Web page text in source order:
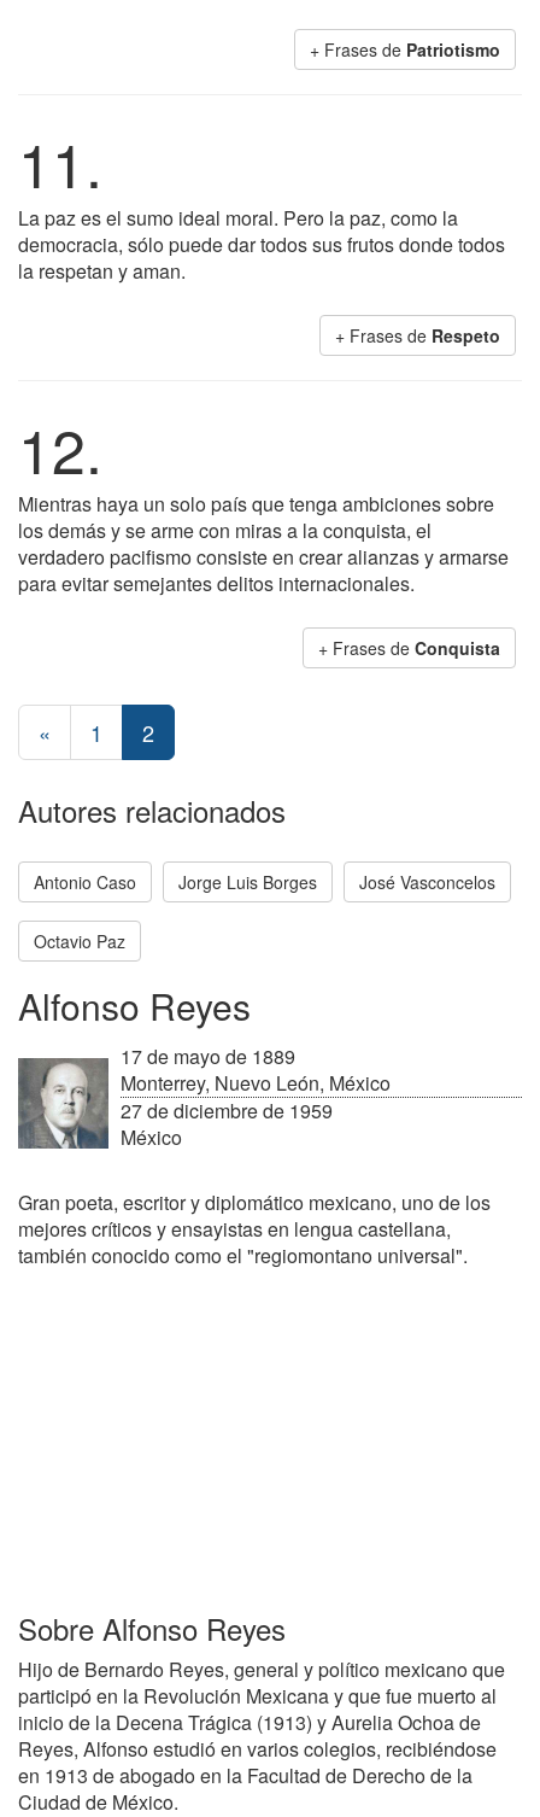
+ Frases de Patriotismo
11.
La paz es el sumo ideal moral. Pero la paz, como la
democracia, sólo puede dar todos sus frutos donde todos
la respetan y aman.
+ Frases de Respeto
12.
Mientras haya un solo país que tenga ambiciones sobre
los demás y se arme con miras a la conquista, el
verdadero pacifismo consiste en crear alianzas y armarse
para evitar semejantes delitos internacionales.
+ Frases de Conquista
« 1 2
Autores relacionados
Antonio Caso Jorge Luis Borges José Vasconcelos
Octavio Paz
Alfonso Reyes
17 de mayo de 1889
Monterrey, Nuevo León, México
27 de diciembre de 1959
México
Gran poeta, escritor y diplomático mexicano, uno de los
mejores críticos y ensayistas en lengua castellana,
también conocido como el "regiomontano universal".
Sobre Alfonso Reyes
Hijo de Bernardo Reyes, general y político mexicano que
participó en la Revolución Mexicana y que fue muerto al
inicio de la Decena Trágica (1913) y Aurelia Ochoa de
Reyes, Alfonso estudió en varios colegios, recibiéndose
en 1913 de abogado en la Facultad de Derecho de la
Ciudad de México.